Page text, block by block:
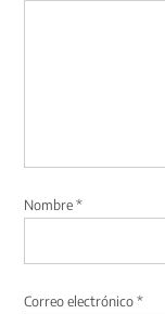
Nombre*
Correo electrónico*